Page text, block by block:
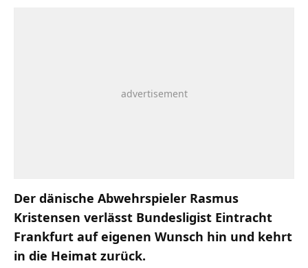
Der dänische Abwehrspieler Rasmus
Kristensen verlässt Bundesligist Eintracht
Frankfurt auf eigenen Wunsch hin und kehrt
in die Heimat zurück.